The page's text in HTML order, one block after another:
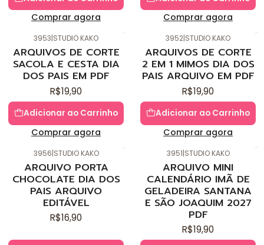
Comprar agora Comprar agora
3953|STUDIO KAKO
ARQUIVOS DE CORTE
SACOLA E CESTA DIA
DOS PAIS EM PDF
R$19,90
Adicionar ao Carrinho
Comprar agora
3952|STUDIO KAKO
ARQUIVOS DE CORTE
2 EM 1 MIMOS DIA DOS
PAIS ARQUIVO EM PDF
R$19,90
Adicionar ao Carrinho
Comprar agora
3956|STUDIO KAKO
ARQUIVO PORTA
CHOCOLATE DIA DOS
PAIS ARQUIVO
EDITÁVEL
R$16,90
3951|STUDIO KAKO
ARQUIVO MINI
CALENDÁRIO IMÃ DE
GELADEIRA SANTANA
E SÃO JOAQUIM 2027
PDF
R$19,90